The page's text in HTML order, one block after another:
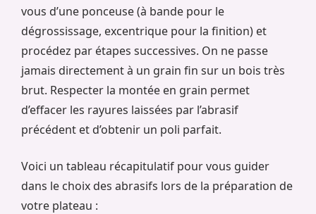
vous d’une ponceuse (à bande pour le
dégrossissage, excentrique pour la finition) et
procédez par étapes successives. On ne passe
jamais directement à un grain fin sur un bois très
brut. Respecter la montée en grain permet
d’effacer les rayures laissées par l’abrasif
précédent et d’obtenir un poli parfait.
Voici un tableau récapitulatif pour vous guider
dans le choix des abrasifs lors de la préparation de
votre plateau :